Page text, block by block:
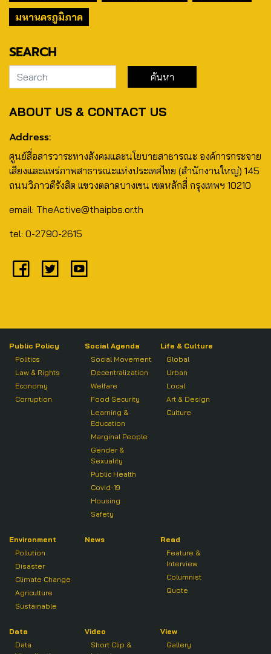
มหานครภูมิภาค
SEARCH
ABOUT US & CONTACT US
Address:
ศูนย์สื่อสารวาระทางสังคมและนโยบายสาธารณะ องค์การกระจาย
เสียงและแพร่ภาพสาธารณะแห่งประเทศไทย (สำนักงานใหญ่) 145
ถนนวิภาวดีรังสิต แขวงตลาดบางเขน เขตหลักสี่ กรุงเทพฯ 10210
email: TheActive@thaipbs.or.th
tel: 0-2790-2615
Public Policy
Politics
Law & Rights
Economy
Corruption
Social Agenda
Social Movement
Decentralization
Welfare
Food Security
Learning &
Education
Marginal People
Gender &
Sexuality
Public Health
Covid-19
Housing
Safety
Life & Culture
Global
Urban
Local
Art & Design
Culture
Environment
Pollution
Disaster
Climate Change
Agriculture
Sustainable
News
Read
Feature &
Interview
Columnist
Quote
Data
Data
Video
Short Clip &
View
Gallery